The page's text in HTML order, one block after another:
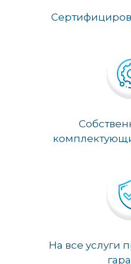
На все услуги